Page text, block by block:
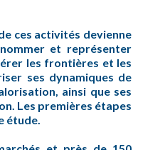
ces activités devienne
et représenter
les frontières et les
ses dynamiques de
ainsi que ses
Les premières étapes
étude.